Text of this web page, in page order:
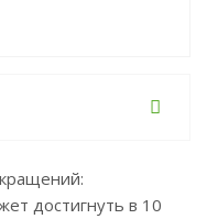
достигнуть в 10